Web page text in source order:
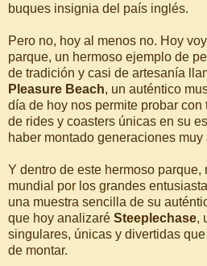
buques insignia del país inglés.
Pero no, hoy al menos no. Hoy
parque, un hermoso ejemplo de
de tradición y casi de artesanía
Pleasure Beach, un auténtico
día de hoy nos permite probar
de rides y coasters únicas en su
haber montado generaciones
Y dentro de este hermoso parque,
mundial por los grandes
una muestra sencilla de su
que hoy analizaré Steeplechase,
singulares, únicas y divertidas
de montar.